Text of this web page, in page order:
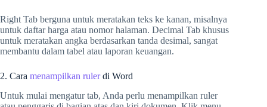
Right Tab berguna untuk meratakan teks ke kanan, misalnya
untuk daftar harga atau nomor halaman. Decimal Tab khusus
untuk meratakan angka berdasarkan tanda desimal, sangat
membantu dalam tabel atau laporan keuangan.
2. Cara menampilkan rulerdi Word
Untuk mulai mengatur tab, Anda perlu menampilkan ruler